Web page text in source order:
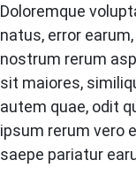
Doloremque
natus, error
nostrum rerum
sit maiores,
autem quae, odit
ipsum rerum vero
saepe pariatur